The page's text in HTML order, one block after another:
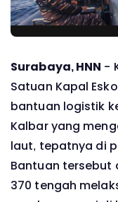
Surabaya, HNN -
Satuan Kapal
bantuan logistik
Kalbar yang
laut, tepatnya di
Bantuan tersebut
370 tengah